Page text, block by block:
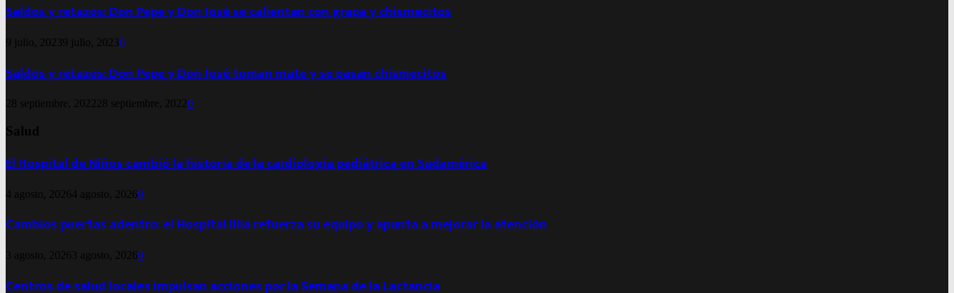
Saldos y retazos: Don Pepe y Don José se calientan con grapa y chismecitos
9 julio, 20239 julio, 20230
Saldos y retazos: Don Pepe y Don José toman mate y se pasan chismecitos
28 septiembre, 202228 septiembre, 20220
Salud
El Hospital de Niños cambió la historia de la cardiología pediátrica en Sudamérica
4 agosto, 20264 agosto, 20260
Cambios puertas adentro: el Hospital Illia refuerza su equipo y apunta a mejorar la atención
3 agosto, 2026 3 agosto, 20260
Centros de salud locales impulsan acciones por la Semana de la Lactancia